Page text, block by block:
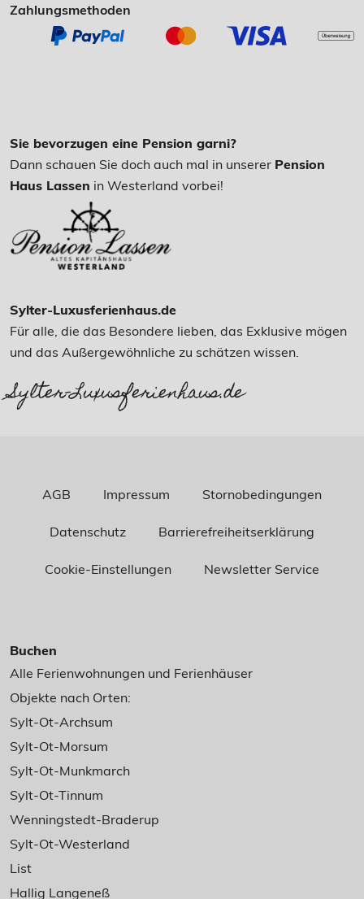
Zahlungsmethoden
Sie bevorzugen eine Pension garni?
Dann schauen Sie doch auch mal in unserer Pension
Haus Lassen in Westerland vorbei!
Sylter-Luxusferienhaus.de
Für alle, die das Besondere lieben, das Exklusive mögen
und das Außergewöhnliche zu schätzen wissen.
Sylter-Luxusferienhaus.de
AGB Impressum Stornobedingungen
Datenschutz Barrierefreiheitserklärung
Cookie-Einstellungen Newsletter Service
Buchen
Alle Ferienwohnungen und Ferienhäuser
Objekte nach Orten:
Sylt-Ot-Archsum
Sylt-Ot-Morsum
Sylt-Ot-Munkmarch
Sylt-Ot-Tinnum
Wenningstedt-Braderup
Sylt-Ot-Westerland
List
Hallig Langeneß